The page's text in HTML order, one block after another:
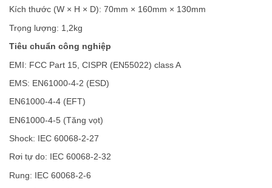
Kích thước (W × H × D): 70mm × 160mm × 130mm
Trọng lượng: 1,2kg
Tiêu chuẩn công nghiệp
EMI: FCC Part 15, CISPR (EN55022) class A
EMS: EN61000-4-2 (ESD)
EN61000-4-4 (EFT)
EN61000-4-5 (Tăng vọt)
Shock: IEC 60068-2-27
Rơi tự do: IEC 60068-2-32
Rung: IEC 60068-2-6